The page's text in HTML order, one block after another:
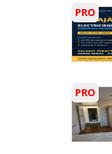
PRO
PRO